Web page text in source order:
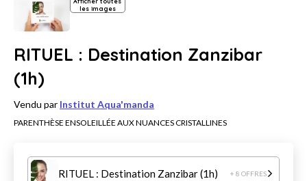
les images
RITUEL : Destination Zanzibar
(1h)
Vendu par Institut Aqua'manda
PARENTHÈSE ENSOLEILLÉE AUX NUANCES CRISTALLINES
RITUEL : Destination Zanzibar (1h) + 8 OFFRES